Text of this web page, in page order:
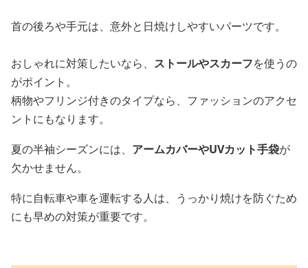
首の後ろや手元は、意外と日焼けしやすいパーツです。
おしゃれに対策したいなら、 ストールやスカーフを使うの
がポイント。
柄物やフリンジ付きのタイプなら、ファッションのアクセ
ントにもなります。
夏の半袖シーズンには、 アームカバーやUVカット手袋が
欠かせません。
特に自転車や車を運転する人は、うっかり焼けを防ぐため
にも早めの対策が重要です。